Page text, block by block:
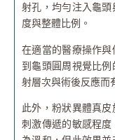
射孔，均勻注入龜
度與整體比例。
在適當的醫療操作
到龜頭圓周視覺比
射層次與術後反應而
此外，粉狀異體真
刺激傳遞的敏感程